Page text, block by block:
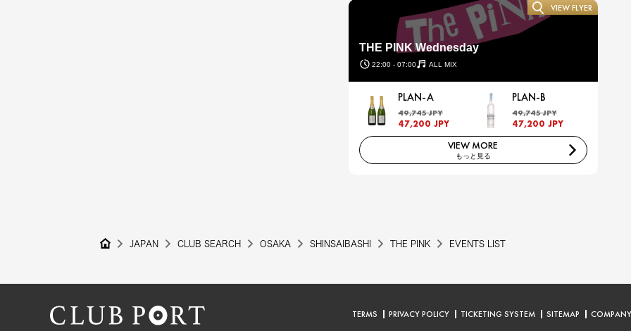
THE PINK Wednesday
22:00 - 07:00 ALL MIX
VIEW FLYER
PLAN-A
49,745 JPY
47,200 JPY
PLAN-B
49,745 JPY
47,200 JPY
VIEW MORE
もっと見る
JAPAN CLUB SEARCH OSAKA SHINSAIBASHI THE PINK EVENTS LIST
TERMS PRIVACY POLICY TICKETING SYSTEM SITEMAP COMPANY